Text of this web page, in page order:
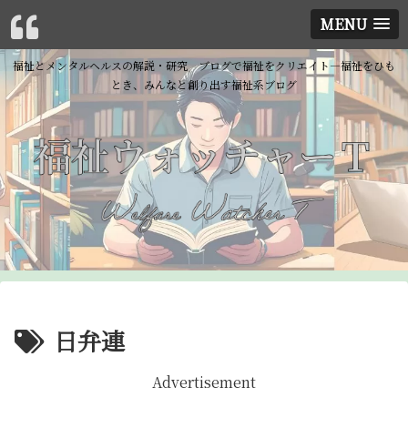
MENU
福祉とメンタルヘルスの解説・研究 ブログで福祉をクリエイト―福祉をひも
とき、みんなと創り出す福祉系ブログ
日弁連
Advertisement